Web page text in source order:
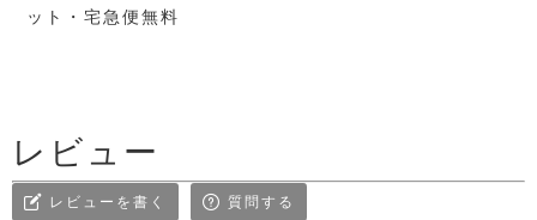
ット・宅急便無料
レビュー
レビューを書く 質問する